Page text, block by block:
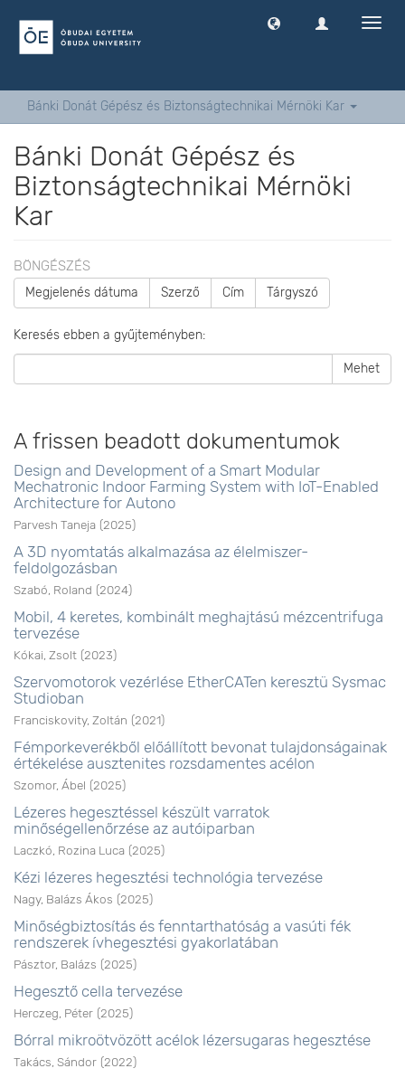
Bánki Donát Gépész és Biztonságtechnikai Mérnöki Kar
Bánki Donát Gépész és
Biztonságtechnikai Mérnöki
Kar
BÖNGÉSZÉS
Megjelenés dátuma Szerző Cím Tárgyszó
Keresés ebben a gyűjteményben:
Mehet
A frissen beadott dokumentumok
Design and Development of a Smart Modular
Mechatronic Indoor Farming System with IoT-Enabled
Architecture for Autono
Parvesh Taneja (2025)
A 3D nyomtatás alkalmazása az élelmiszer-
feldolgozásban
Szabó, Roland (2024)
Mobil, 4 keretes, kombinált meghajtású mézcentrifuga
tervezése
Kókai, Zsolt (2023)
Szervomotorok vezérlése EtherCATen keresztü Sysmac
Studioban
Franciskovity, Zoltán (2021)
Fémporkeverékből előállított bevonat tulajdonságainak
értékelése ausztenites rozsdamentes acélon
Szomor, Ábel (2025)
Lézeres hegesztéssel készült varratok
minőségellenőrzése az autóiparban
Laczkó, Rozina Luca (2025)
Kézi lézeres hegesztési technológia tervezése
Nagy, Balázs Ákos (2025)
Minőségbiztosítás és fenntarthatóság a vasúti fék
rendszerek ívhegesztési gyakorlatában
Pásztor, Balázs (2025)
Hegesztő cella tervezése
Herczeg, Péter (2025)
Bórral mikroötvözött acélok lézersugaras hegesztése
Takács, Sándor (2022)